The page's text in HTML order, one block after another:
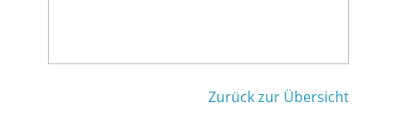
Zurück zur Übersicht